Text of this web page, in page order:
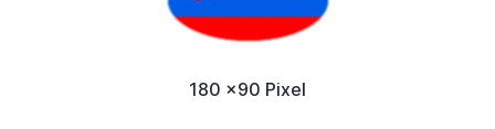
180 x90 Pixel